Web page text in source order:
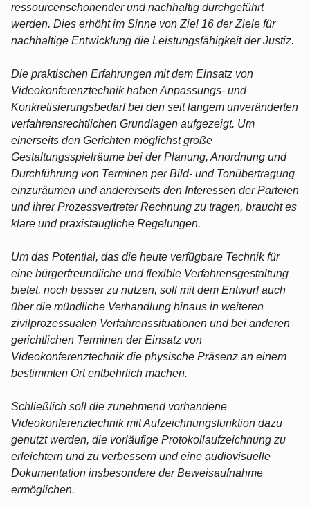
ressourcenschonender und nachhaltig durchgeführt
werden. Dies erhöht im Sinne von Ziel 16 der Ziele für
nachhaltige Entwicklung die Leistungsfähigkeit der Justiz.
Die praktischen Erfahrungen mit dem Einsatz von
Videokonferenztechnik haben Anpassungs- und
Konkretisierungsbedarf bei den seit langem unveränderten
verfahrensrechtlichen Grundlagen aufgezeigt. Um
einerseits den Gerichten möglichst große
Gestaltungsspielräume bei der Planung, Anordnung und
Durchführung von Terminen per Bild- und Tonübertragung
einzuräumen und andererseits den Interessen der Parteien
und ihrer Prozessvertreter Rechnung zu tragen, braucht es
klare und praxistaugliche Regelungen.
Um das Potential, das die heute verfügbare Technik für
eine bürgerfreundliche und flexible Verfahrensgestaltung
bietet, noch besser zu nutzen, soll mit dem Entwurf auch
über die mündliche Verhandlung hinaus in weiteren
zivilprozessualen Verfahrenssituationen und bei anderen
gerichtlichen Terminen der Einsatz von
Videokonferenztechnik die physische Präsenz an einem
bestimmten Ort entbehrlich machen.
Schließlich soll die zunehmend vorhandene
Videokonferenztechnik mit Aufzeichnungsfunktion dazu
genutzt werden, die vorläufige Protokollaufzeichnung zu
erleichtern und zu verbessern und eine audiovisuelle
Dokumentation insbesondere der Beweisaufnahme
ermöglichen.